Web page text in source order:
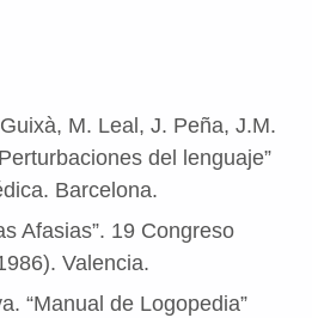
M. Leal, J. Peña, J.M.
del lenguaje”
Barcelona.
Afasias”. 19 Congreso
Valencia.
“Manual de Logopedia”